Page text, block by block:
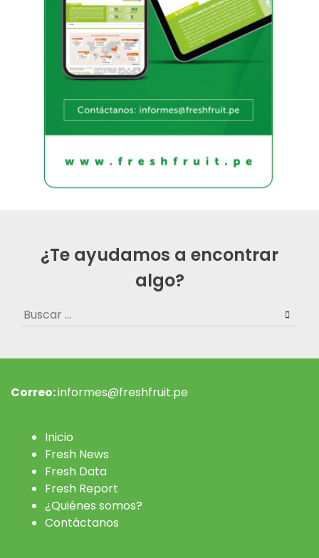
¿Te ayudamos a encontrar
algo?
Buscar:
Correo:informes@freshfruit.pe
Inicio
Fresh News
Fresh Data
Fresh Report
¿Quiénes somos?
Contáctanos